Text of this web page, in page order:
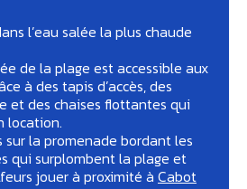
l’eau salée la plus chaude
de la plage est accessible aux
à des tapis d’accès, des
et des chaises flottantes qui
location.
la promenade bordant les
qui surplombent la plage et
jouer à proximité à Cabot